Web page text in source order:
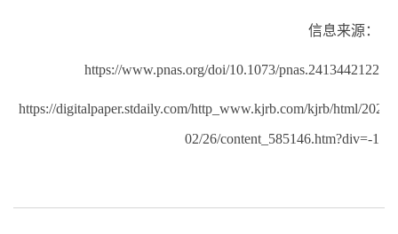
信息来源：
https://www.pnas.org/doi/10.1073/pnas.2413442122
https://digitalpaper.stdaily.com/http_www.kjrb.com/kjrb/html/2025-
02/26/content_585146.htm?div=-1